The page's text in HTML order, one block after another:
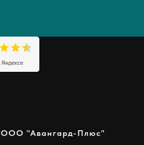
ООО "Авангард-Плюс"